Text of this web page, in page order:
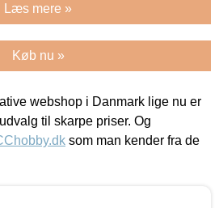
Læs mere »
Køb nu »
webshop i Danmark lige nu er
til skarpe priser. Og
som man kender fra de